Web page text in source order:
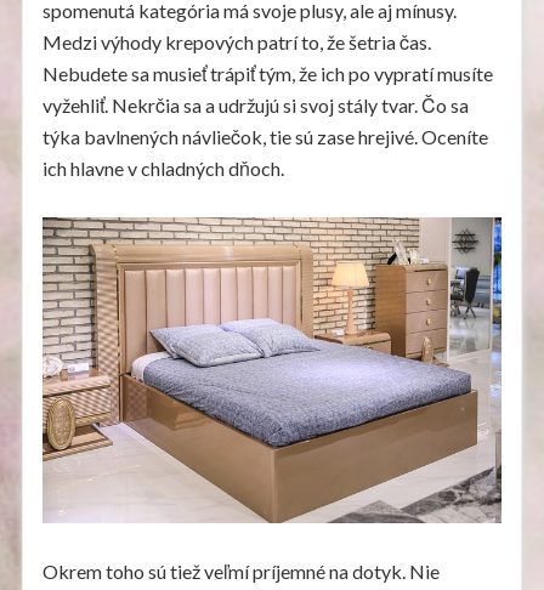
spomenutá kategória má svoje plusy, ale aj mínusy.
Medzi výhody krepových patrí to, že šetria čas.
Nebudete sa musieť trápiť tým, že ich po vypratí musíte
vyžehliť. Nekrčia sa a udržujú si svoj stály tvar. Čo sa
týka bavlnených návliečok, tie sú zase hrejivé. Oceníte
ich hlavne v chladných dňoch.
Okrem toho sú tiež veľmí príjemné na dotyk. Nie